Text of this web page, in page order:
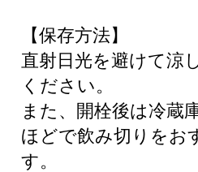
【保存方法】
直射日光を避けて涼
ください。
また、開栓後は冷蔵
ほどで飲み切りをお
す。